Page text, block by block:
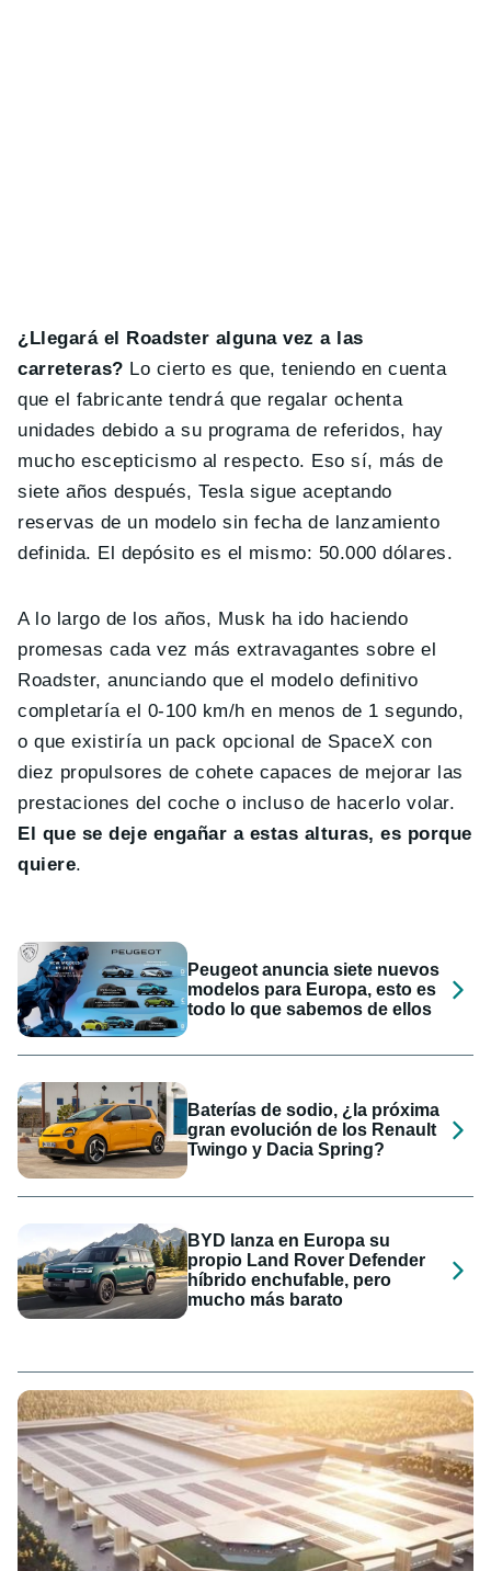
¿Llegará el Roadster alguna vez a las
carreteras? Lo cierto es que, teniendo en cuenta
que el fabricante tendrá que regalar ochenta
unidades debido a su programa de referidos, hay
mucho escepticismo al respecto. Eso sí, más de
siete años después, Tesla sigue aceptando
reservas de un modelo sin fecha de lanzamiento
definida. El depósito es el mismo: 50.000 dólares.
A lo largo de los años, Musk ha ido haciendo
promesas cada vez más extravagantes sobre el
Roadster, anunciando que el modelo definitivo
completaría el 0-100 km/h en menos de 1 segundo,
o que existiría un pack opcional de SpaceX con
diez propulsores de cohete capaces de mejorar las
prestaciones del coche o incluso de hacerlo volar.
El que se deje engañar a estas alturas, es porque
quiere.
Peugeot anuncia siete nuevos
modelos para Europa, esto es
todo lo que sabemos de ellos
Baterías de sodio, ¿la próxima
gran evolución de los Renault
Twingo y Dacia Spring?
BYD lanza en Europa su
propio Land Rover Defender
híbrido enchufable, pero
mucho más barato